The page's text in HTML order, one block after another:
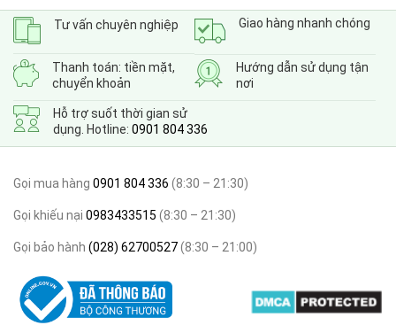
Tư vấn chuyên nghiệp Giao hàng nhanh chóng
Thanh toán: tiền mặt,
chuyển khoản
Hướng dẫn sử dụng tận
nơi
Hỗ trợ suốt thời gian sử
dụng. Hotline: 0901 804 336
Gọi mua hàng 0901 804 336 (8:30 – 21:30)
Gọi khiếu nại 0983433515 (8:30 – 21:30)
Gọi bảo hành (028) 62700527(8:30 – 21:00)